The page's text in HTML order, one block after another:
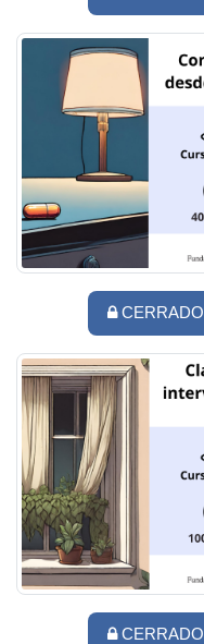
CERRADO
CERRADO